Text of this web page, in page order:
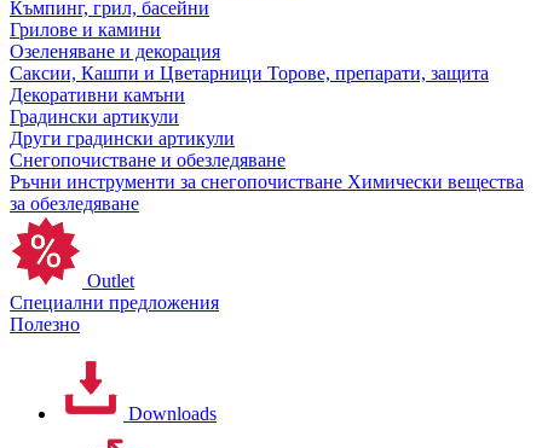
Къмпинг, грил, басейни
Грилове и камини
Озеленяване и декорация
Саксии, Кашпи и Цветарници Торове, препарати, защита
Декоративни камъни
Градински артикули
Други градински артикули
Снегопочистване и обезледяване
Ръчни инструменти за снегопочистване Химически вещества
за обезледяване
Outlet
Специални предложения
Полезно
Downloads